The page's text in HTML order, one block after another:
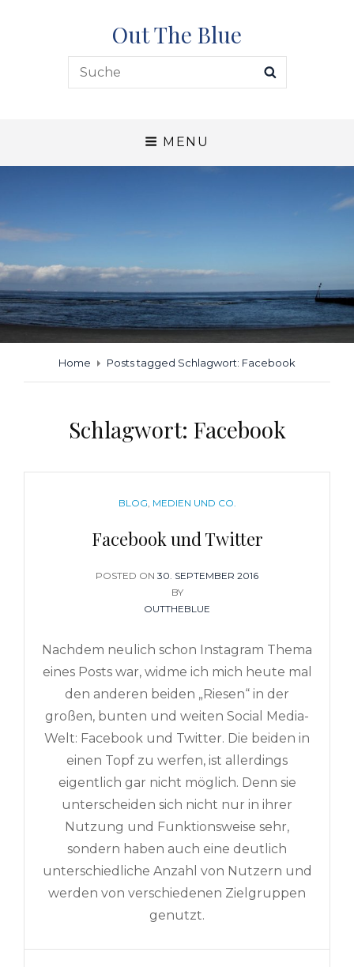
Out The Blue
Search
for:
MENU
Home Posts tagged Schlagwort: Facebook
Schlagwort: Facebook
CATEGORIES
BLOG MEDIEN UND CO.
Facebook und Twitter
POSTED ON POSTED
ON
30. SEPTEMBER 2016
BY
OUTTHEBLUE
Nachdem neulich schon Instagram Thema
eines Posts war, widme ich mich heute mal
den anderen beiden „Riesen“ in der
großen, bunten und weiten Social Media-
Welt: Facebook und Twitter. Die beiden in
einen Topf zu werfen, ist allerdings
eigentlich gar nicht möglich. Denn sie
unterscheiden sich nicht nur in ihrer
Nutzung und Funktionsweise sehr,
sondern haben auch eine deutlich
unterschiedliche Anzahl von Nutzern und
werden von verschiedenen Zielgruppen
genutzt.